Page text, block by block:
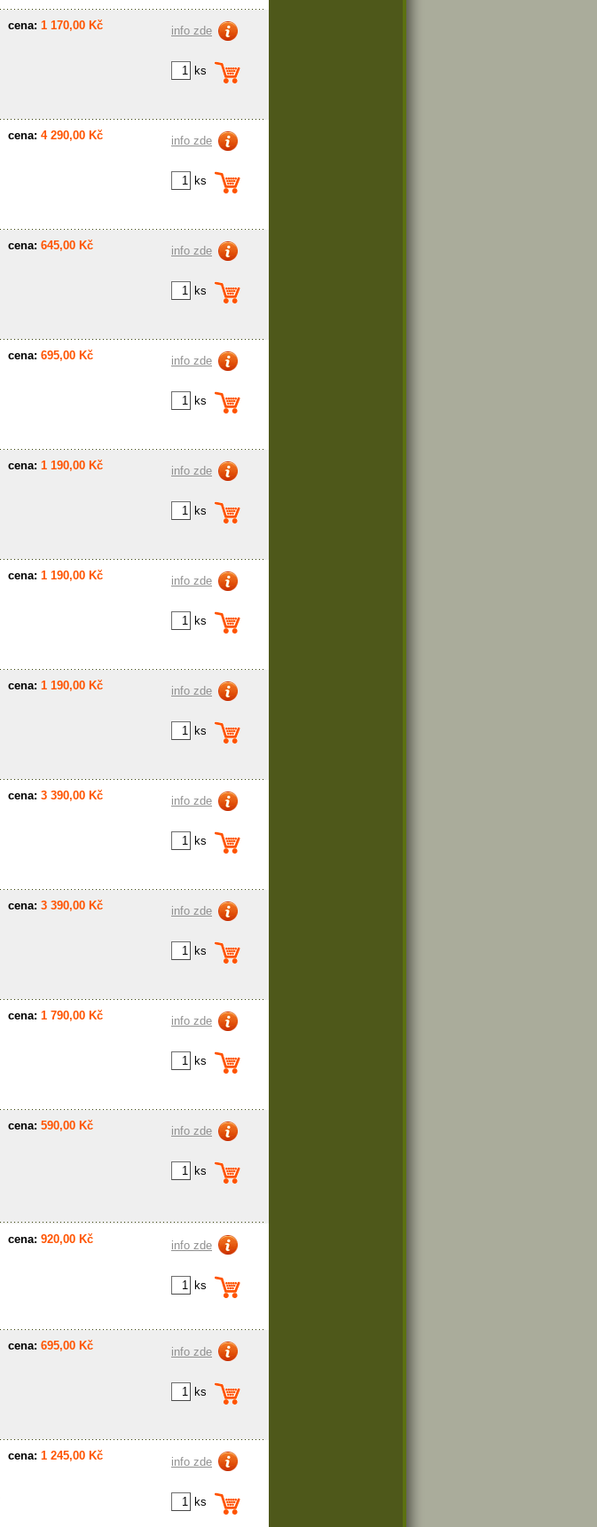
cena: 1 170,00 Kč info zde
ks
cena: 4 290,00 Kč info zde
ks
cena: 645,00 Kč info zde
ks
cena: 695,00 Kč info zde
ks
cena: 1 190,00 Kč info zde
ks
cena: 1 190,00 Kč info zde
ks
cena: 1 190,00 Kč info zde
ks
cena: 3 390,00 Kč info zde
ks
cena: 3 390,00 Kč info zde
ks
cena: 1 790,00 Kč info zde
ks
cena: 590,00 Kč info zde
ks
cena: 920,00 Kč info zde
ks
cena: 695,00 Kč info zde
ks
cena: 1 245,00 Kč info zde
ks